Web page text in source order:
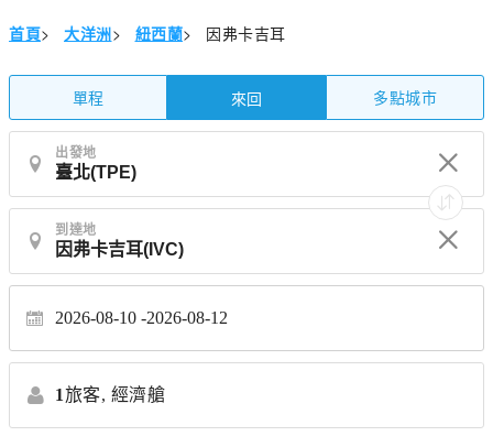
首頁> 大洋洲> 紐西蘭> 因弗卡吉耳
單程 來回 多點城市
出發地
到達地
2026-08-10 2026-08-12
1旅客, 經濟艙